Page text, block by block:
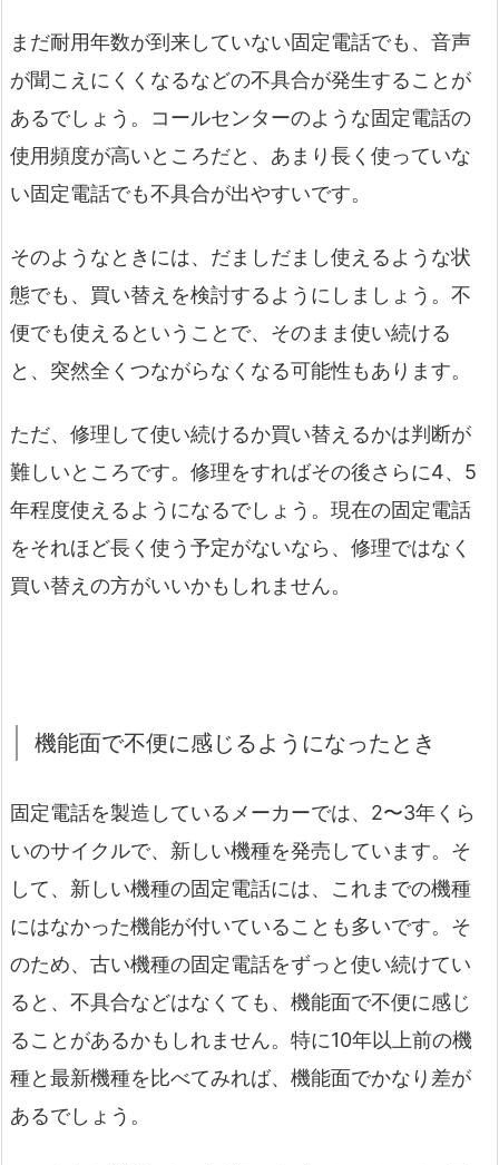
まだ耐用年数が到来していない固定電話でも、音声
が聞こえにくくなるなどの不具合が発生することが
あるでしょう。コールセンターのような固定電話の
使用頻度が高いところだと、あまり長く使っていな
い固定電話でも不具合が出やすいです。
そのようなときには、だましだまし使えるような状
態でも、買い替えを検討するようにしましょう。不
便でも使えるということで、そのまま使い続ける
と、突然全くつながらなくなる可能性もあります。
ただ、修理して使い続けるか買い替えるかは判断が
難しいところです。修理をすればその後さらに4、5
年程度使えるようになるでしょう。現在の固定電話
をそれほど長く使う予定がないなら、修理ではなく
買い替えの方がいいかもしれません。
機能面で不便に感じるようになったとき
固定電話を製造しているメーカーでは、2〜3年くら
いのサイクルで、新しい機種を発売しています。そ
して、新しい機種の固定電話には、これまでの機種
にはなかった機能が付いていることも多いです。そ
のため、古い機種の固定電話をずっと使い続けてい
ると、不具合などはなくても、機能面で不便に感じ
ることがあるかもしれません。特に10年以上前の機
種と最新機種を比べてみれば、機能面でかなり差が
あるでしょう。